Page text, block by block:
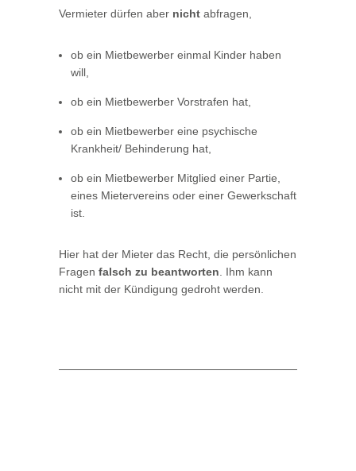
Vermieter dürfen aber nicht abfragen,
ob ein Mietbewerber einmal Kinder haben
will,
ob ein Mietbewerber Vorstrafen hat,
ob ein Mietbewerber eine psychische
Krankheit/ Behinderung hat,
ob ein Mietbewerber Mitglied einer Partie,
eines Mietervereins oder einer Gewerkschaft
ist.
Hier hat der Mieter das Recht, die persönlichen
Fragen falsch zu beantworten. Ihm kann
nicht mit der Kündigung gedroht werden.